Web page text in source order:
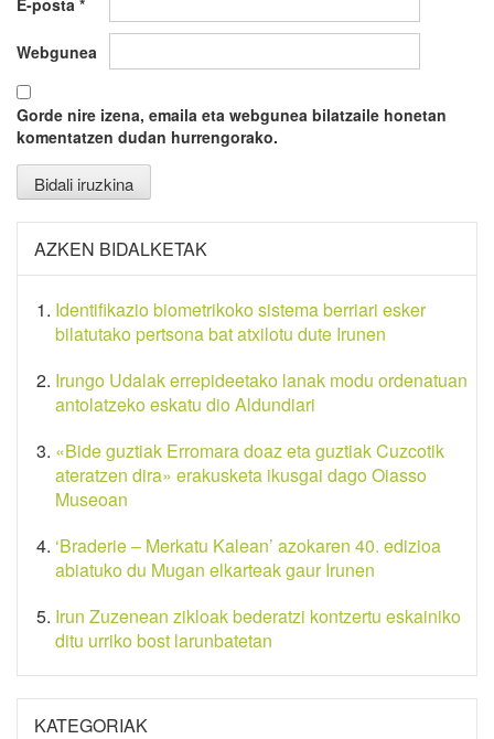
Webgunea
Gorde nire izena, emaila eta webgunea bilatzaile honetan
komentatzen dudan hurrengorako.
AZKEN BIDALKETAK
Identifikazio biometrikoko sistema berriari esker
bilatutako pertsona bat atxilotu dute Irunen
Irungo Udalak errepideetako lanak modu ordenatuan
antolatzeko eskatu dio Aldundiari
«Bide guztiak Erromara doaz eta guztiak Cuzcotik
ateratzen dira» erakusketa ikusgai dago Oiasso
Museoan
‘Braderie – Merkatu Kalean’ azokaren 40. edizioa
abiatuko du Mugan elkarteak gaur Irunen
Irun Zuzenean zikloak bederatzi kontzertu eskainiko
ditu urriko bost larunbatetan
KATEGORIAK